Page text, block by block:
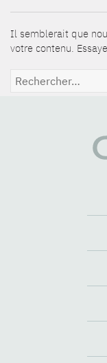
Il semblerait que
votre contenu.
Rechercher :